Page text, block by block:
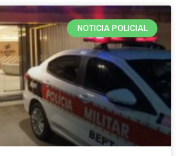
NOTICIA POLICIAL